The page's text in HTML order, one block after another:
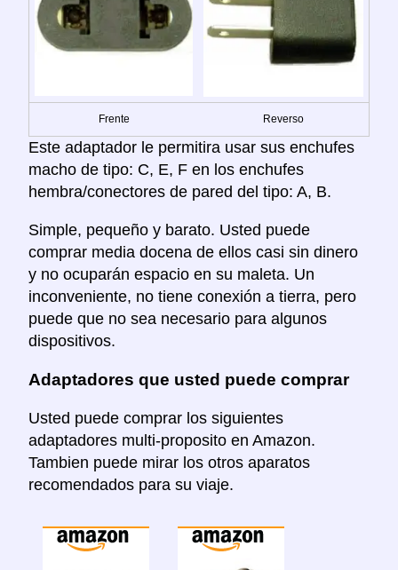
Frente Reverso
Este adaptador le permitira usar sus enchufes
macho de tipo: C, E, F en los enchufes
hembra/conectores de pared del tipo: A, B.
Simple, pequeño y barato. Usted puede
comprar media docena de ellos casi sin dinero
y no ocuparán espacio en su maleta. Un
inconveniente, no tiene conexión a tierra, pero
puede que no sea necesario para algunos
dispositivos.
Adaptadores que usted puede comprar
Usted puede comprar los siguientes
adaptadores multi-proposito en Amazon.
Tambien puede mirar los otros aparatos
recomendados para su viaje.